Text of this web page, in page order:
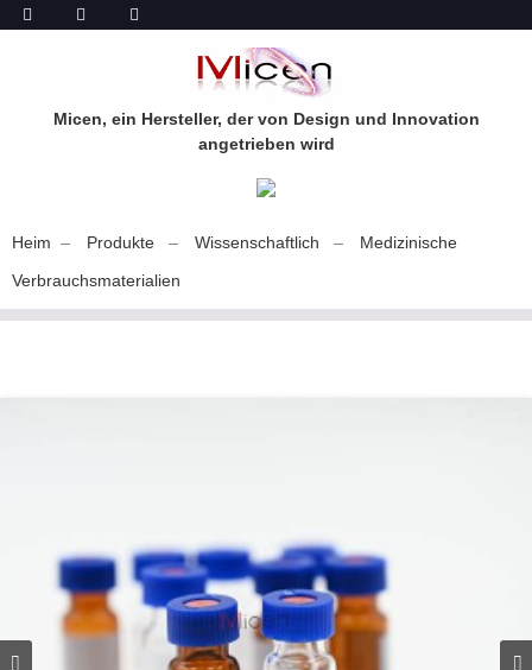
Micen, ein Hersteller, der von Design und Innovation
angetrieben wird
Heim Produkte Wissenschaftlich
Medizinische
Verbrauchsmaterialien